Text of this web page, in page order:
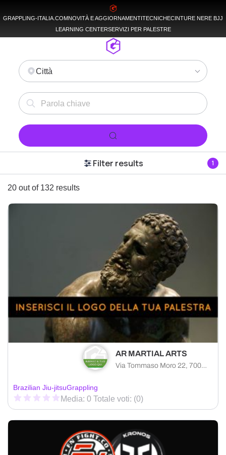
GRAPPLING-ITALIA.COMNOVITÀ E AGGIORNAMENTITECNICHECINTURE NERE BJJ
LEARNING CENTERSERVIZI PER PALESTRE
Città
Filter results 1
20 out of 132 results
AR MARTIAL ARTS
Via Tommaso Moro 22, 70033 Corato città metropolitana di Bari, Italia
Brazilian Jiu-jitsuGrappling
Media: 0 Totale voti: (0)